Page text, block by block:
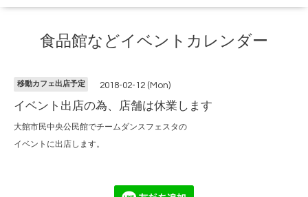
食品館などイベントカレンダー
移動カフェ出店予定 2018-02-12 (Mon)
イベント出店の為、店舗は休業します
大館市民中央公民館でチームダンスフェスタの
イベントに出店します。